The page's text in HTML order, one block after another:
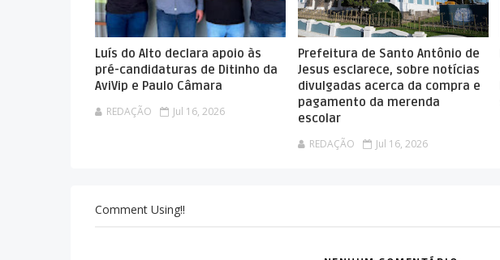
Luís do Alto declara apoio às
pré-candidaturas de Ditinho da
AviVip e Paulo Câmara
REDAÇÃO Jul 16, 2026
Prefeitura de Santo Antônio de
Jesus esclarece, sobre notícias
divulgadas acerca da compra e
pagamento da merenda
escolar
REDAÇÃO Jul 16, 2026
Comment Using!!